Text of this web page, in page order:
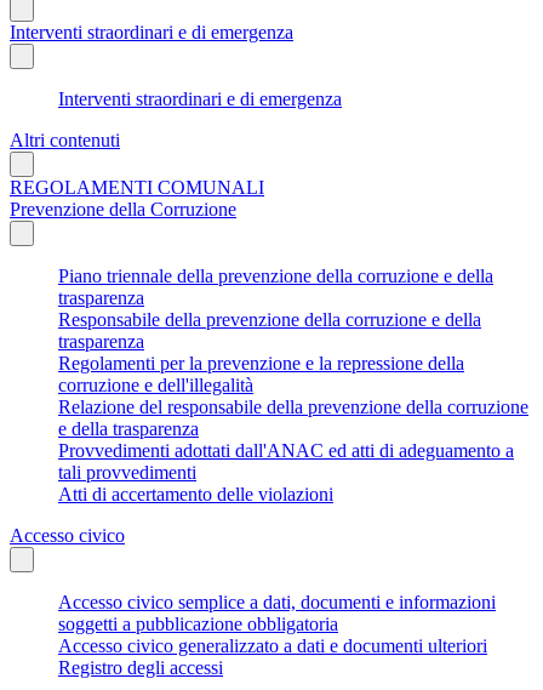
Interventi straordinari e di emergenza
Interventi straordinari e di emergenza
Altri contenuti
REGOLAMENTI COMUNALI
Prevenzione della Corruzione
Piano triennale della prevenzione della corruzione e della
trasparenza
Responsabile della prevenzione della corruzione e della
trasparenza
Regolamenti per la prevenzione e la repressione della
corruzione e dell'illegalità
Relazione del responsabile della prevenzione della corruzione
e della trasparenza
Provvedimenti adottati dall'ANAC ed atti di adeguamento a
tali provvedimenti
Atti di accertamento delle violazioni
Accesso civico
Accesso civico semplice a dati, documenti e informazioni
soggetti a pubblicazione obbligatoria
Accesso civico generalizzato a dati e documenti ulteriori
Registro degli accessi